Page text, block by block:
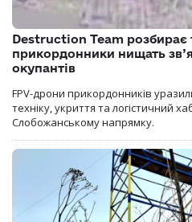
Destruction Team розбирає
прикордонники нищать
окупантів
FPV-дрони прикордонників
техніку, укриття та логістичний
Слобожанському напрямку.